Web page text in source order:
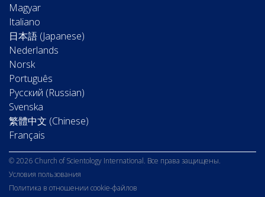
Magyar
Italiano
日本語 (Japanese)
Nederlands
Norsk
Português
Русский (Russian)
Svenska
繁體中文 (Chinese)
Français
© 2026 Church of Scientology International. Все права защищены.
Условия пользования
Политика в отношении cookie-файлов